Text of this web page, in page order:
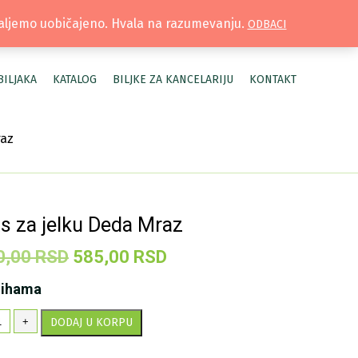
| MOJ NALOG
KATALOG BILJKE ZA KANCELARIJU KONTAKT
za jelku Deda Mraz
RSD Originalna
je
bila:
585,00 RSD
+ DODAJ U KORPU
uobičajeno. Hvala na razumevanju. ODBACI